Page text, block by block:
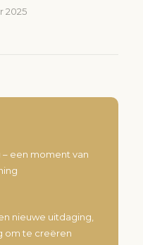
2025
– een moment van
nieuwe uitdaging,
om te creëren